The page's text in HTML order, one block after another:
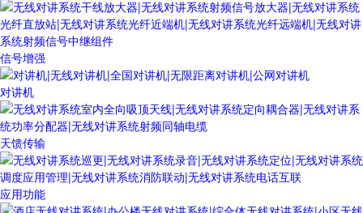
信号增强
对讲机
天馈传输
应用功能